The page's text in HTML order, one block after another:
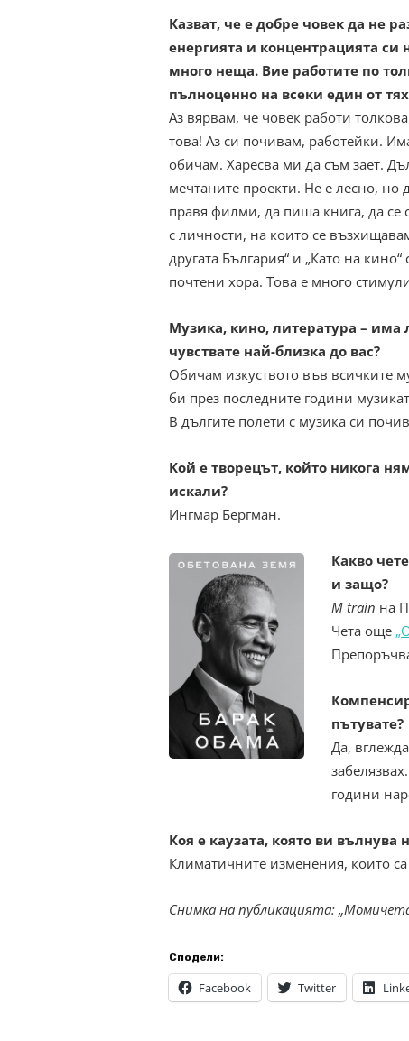
Казват, че е добре човек да не
енергията и концентрацията си
много неща. Вие работите по
пълноценно на всеки един от
Аз вярвам, че човек работи
това! Аз си почивам, работейки.
обичам. Харесва ми да съм зает.
мечтаните проекти. Не е лесно, но
правя филми, да пиша книга, да се
с личности, на които се
другата България“ и „Като на
почтени хора. Това е много
Музика, кино, литература – има
чувствате най-близка до вас?
Обичам изкуството във всичките
би през последните години
В дългите полети с музика си
Кой е творецът, който никога
искали?
Ингмар Бергман.
Какво
и защо?
M train на
Чета още
пътувате?
Да,
години
Коя е каузата, която ви
Климатичните изменения, които
Снимка на публикацията:
Сподели:
Facebook Twitter